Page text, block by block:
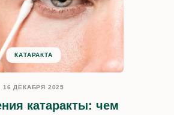
КАТАРАКТА
16 ДЕКАБРЯ 2025
катаракты: чем